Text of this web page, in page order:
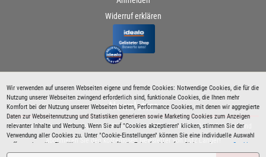
Wir verwenden auf unseren Webseiten eigene und fremde Cookies: Notwendige Cookies, die für die
Nutzung unserer Webseiten zwingend erforderlich sind, funktionale Cookies, die Ihnen mehr
Komfort bei der Nutzung unserer Webseiten bieten, Performance Cookies, mit denen wir aggregierte
Daten zur Webseitennutzung und Statistiken generieren sowie Marketing Cookies zum Anzeigen
relevanter Inhalte und Werbung. Wenn Sie auf "Cookies akzeptieren" klicken, stimmen Sie der
Verwendung aller Cookies zu. Unter "Cookie-Einstellungen" können Sie eine individuelle Auswahl
treffen und erteilte Einwilligungen jederzeit für die Zukunft widerrufen. Siehe auch unsere Cookie
Richtlinie.
Widerruf erklären
Newsletter
Bleiben Sie immer über spezielle Aktionen sowie Produktneuheiten informiert und
abonnieren Sie den kostenlosen Newsletter von Lutz Langer!